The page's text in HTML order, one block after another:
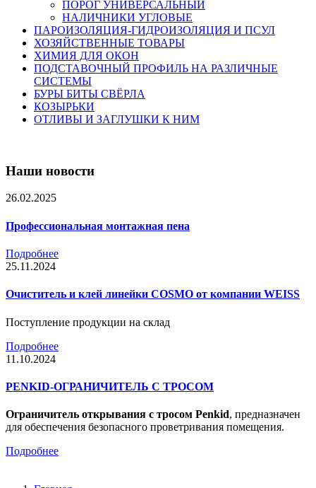
ПОРОГ УНИВЕРСАЛЬНЫЙ
НАЛИЧНИКИ УГЛОВЫЕ
ПАРОИЗОЛЯЦИЯ-ГИДРОИЗОЛЯЦИЯ И ПСУЛ
ХОЗЯЙСТВЕННЫЕ ТОВАРЫ
ХИМИЯ ДЛЯ ОКОН
ПОДСТАВОЧНЫЙ ПРОФИЛЬ НА РАЗЛИЧНЫЕ
СИСТЕМЫ
БУРЫ БИТЫ СВЁРЛА
КОЗЫРЬКИ
ОТЛИВЫ И ЗАГЛУШКИ К НИМ
Наши новости
26.02.2025
Профессиональная монтажная пена
Подробнее
25.11.2024
Очиститель и клей линейки COSMO от компании WEISS
Поступление продукции на склад
Подробнее
11.10.2024
PENKID-ОГРАНИЧИТЕЛЬ С ТРОСОМ
Ограничитель открывания с тросом Penkid, предназначен
для обеспечения безопасного проветривания помещения.
Подробнее